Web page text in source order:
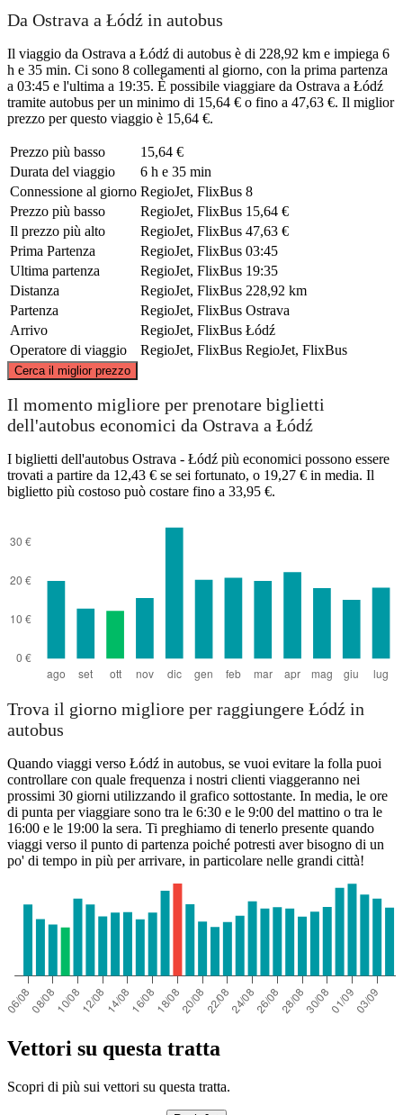
Da Ostrava a Łódź in autobus
Il viaggio da Ostrava a Łódź di autobus è di 228,92 km e impiega 6
h e 35 min. Ci sono 8 collegamenti al giorno, con la prima partenza
a 03:45 e l'ultima a 19:35. È possibile viaggiare da Ostrava a Łódź
tramite autobus per un minimo di 15,64 € o fino a 47,63 €. Il miglior
prezzo per questo viaggio è 15,64 €.
Prezzo più basso
15,64 €
Durata del viaggio
6 h e 35 min
Connessione al giorno RegioJet, FlixBus 8
Prezzo più basso
RegioJet, FlixBus 15,64 €
Il prezzo più alto
RegioJet, FlixBus 47,63 €
Prima Partenza
RegioJet, FlixBus 03:45
Ultima partenza
RegioJet, FlixBus 19:35
Distanza
RegioJet, FlixBus 228,92 km
Partenza
RegioJet, FlixBus Ostrava
Arrivo
RegioJet, FlixBus Łódź
Operatore di viaggio
RegioJet, FlixBus RegioJet, FlixBus
Cerca il miglior prezzo
©CARTO , ©OpenStreetMapcontributors
Il momento migliore per prenotare biglietti
dell'autobus economici da Ostrava a Łódź
I biglietti dell'autobus Ostrava - Łódź più economici possono essere
trovati a partire da 12,43 € se sei fortunato, o 19,27 € in media. Il
biglietto più costoso può costare fino a 33,95 €.
Trova il giorno migliore per raggiungere Łódź in
autobus
Quando viaggi verso Łódź in autobus, se vuoi evitare la folla puoi
controllare con quale frequenza i nostri clienti viaggeranno nei
prossimi 30 giorni utilizzando il grafico sottostante. In media, le ore
di punta per viaggiare sono tra le 6:30 e le 9:00 del mattino o tra le
16:00 e le 19:00 la sera. Ti preghiamo di tenerlo presente quando
viaggi verso il punto di partenza poiché potresti aver bisogno di un
po' di tempo in più per arrivare, in particolare nelle grandi città!
Vettori su questa tratta
Scopri di più sui vettori su questa tratta.